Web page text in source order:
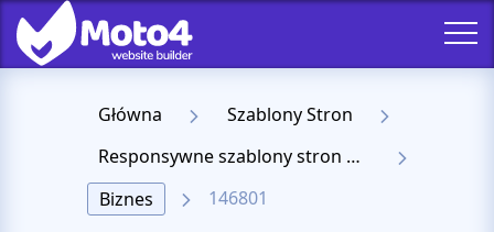
Główna
Szablony Stron
Responsywne szablony stron docelowych
Biznes
146801